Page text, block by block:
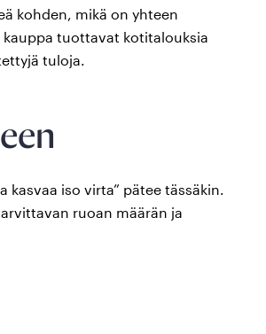
kohden, mikä on yhteen
kauppa tuottavat kotitalouksia
tuloja.
iso virta” pätee tässäkin.
ruoan määrän ja